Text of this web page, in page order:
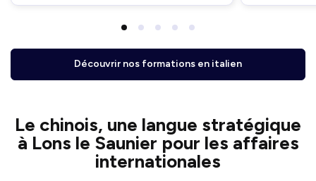
Découvrir nos formations en italien
Le chinois, une langue stratégique
à Lons le Saunier pour les affaires
internationales